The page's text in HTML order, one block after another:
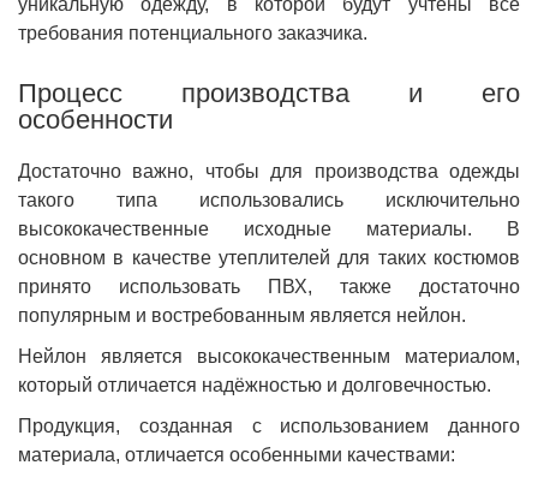
требования потенциального заказчика.
Процесс производства и его
особенности
Достаточно важно, чтобы для производства одежды
такого типа использовались исключительно
высококачественные исходные материалы. В
основном в качестве утеплителей для таких костюмов
принято использовать ПВХ, также достаточно
популярным и востребованным является нейлон.
Нейлон является высококачественным материалом,
который отличается надёжностью и долговечностью.
Продукция, созданная с использованием данного
материала, отличается особенными качествами: